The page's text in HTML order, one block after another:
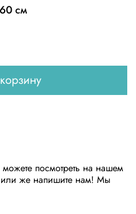
см
поcмотреть на нашем
или же напишите нам! Мы